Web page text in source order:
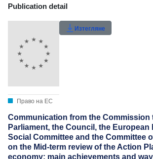
Publication Detail Actions
Рейтинг на потребителите
Publication detail
Право на ЕС
Изтегляне
Communication from the Commission
Parliament, the Council, the European
Social Committee and the Committee
on the Mid-term review of the Action
economy: main achievements and